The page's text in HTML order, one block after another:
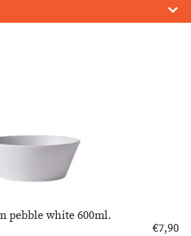
pebble white 600ml.
€7,90